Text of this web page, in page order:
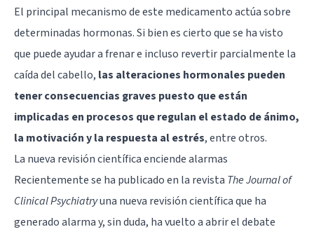
El principal mecanismo de este medicamento actúa sobre
determinadas hormonas. Si bien es cierto que se ha visto
que puede ayudar a frenar e incluso revertir parcialmente la
caída del cabello, las alteraciones hormonales pueden
tener consecuencias graves puesto que están
implicadas en procesos que regulan el estado de ánimo,
la motivación y la respuesta al estrés, entre otros.
La nueva revisión científica enciende alarmas
Recientemente se ha publicado en la revista The Journal of
Clinical Psychiatryuna nueva revisión científica que ha
generado alarma y, sin duda, ha vuelto a abrir el debate